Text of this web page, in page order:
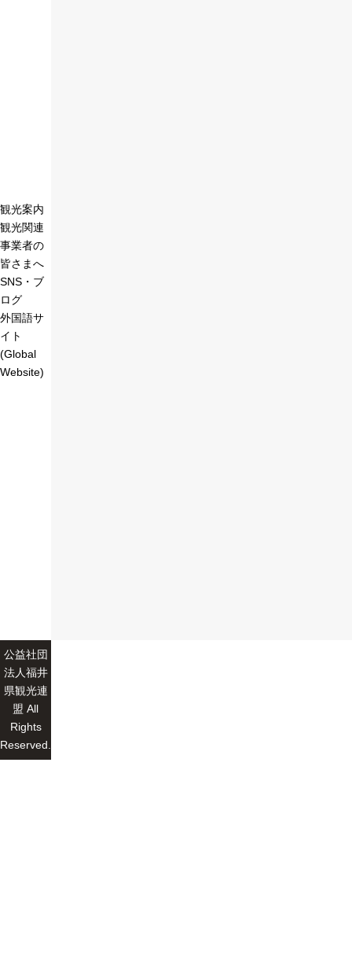
観光案内
観光関連
事業者の
皆さまへ
SNS・ブ
ログ
外国語サ
イト
(Global
Website)
公益社団
法人福井
県観光連
盟 All
Rights
Reserved.